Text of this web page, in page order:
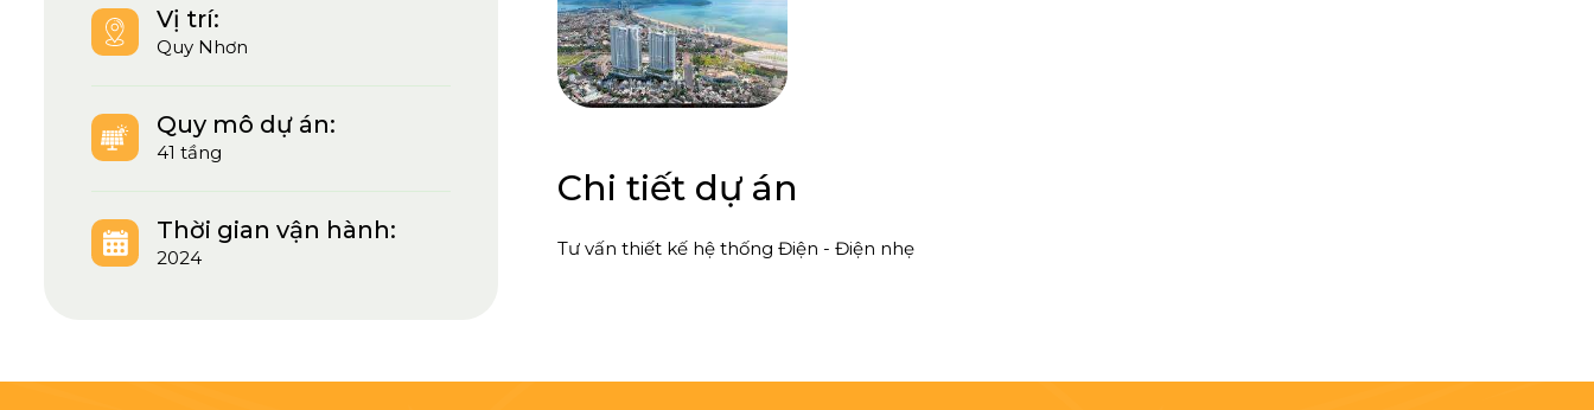
Vị trí:
Quy Nhơn
Quy mô dự án:
41 tầng
Thời gian vận hành:
2024
Chi tiết dự án
Tư vấn thiết kế hệ thống Điện - Điện nhẹ